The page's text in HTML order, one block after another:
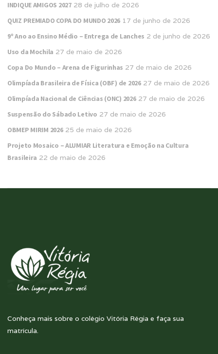
INDIQUE AMIGOS 2027 28 de julho de 2026
QUIZ PREMIADO COPA DO MUNDO 2026 17 de junho de 2026
9º Ano ao Ensino Médio – Entrega de Lanches 2 de junho de 2026
Uso da Mochila 27 de maio de 2026
Copa Do Mundo – Arena de Figurinhas 27 de maio de 2026
Olimpíada Brasileira de Física (OBF) de 2026 27 de maio de 2026
Olimpíada Nacional de Ciências (ONC) 2026 27 de maio de 2026
Suspensão do Sábado Letivo 27 de maio de 2026
OBMEP MIRIM 2026 25 de maio de 2026
Projeto Mosaico – ALUMIAR Literatura e Emoção na Cultura
Brasileira 22 de maio de 2026
Conheça mais sobre o colégio Vitória Régia e faça sua
matrícula.